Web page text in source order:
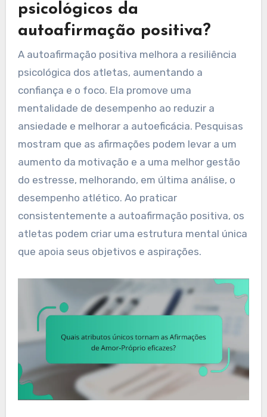
psicológicos da
autoafirmação positiva?
A autoafirmação positiva melhora a resiliência
psicológica dos atletas, aumentando a
confiança e o foco. Ela promove uma
mentalidade de desempenho ao reduzir a
ansiedade e melhorar a autoeficácia. Pesquisas
mostram que as afirmações podem levar a um
aumento da motivação e a uma melhor gestão
do estresse, melhorando, em última análise, o
desempenho atlético. Ao praticar
consistentemente a autoafirmação positiva, os
atletas podem criar uma estrutura mental única
que apoia seus objetivos e aspirações.